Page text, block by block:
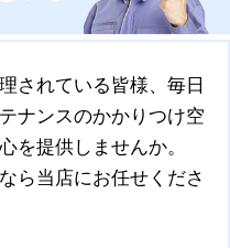
されている皆様、毎日
ナンスのかかりつけ空
を提供しませんか。
ら当店にお任せくださ